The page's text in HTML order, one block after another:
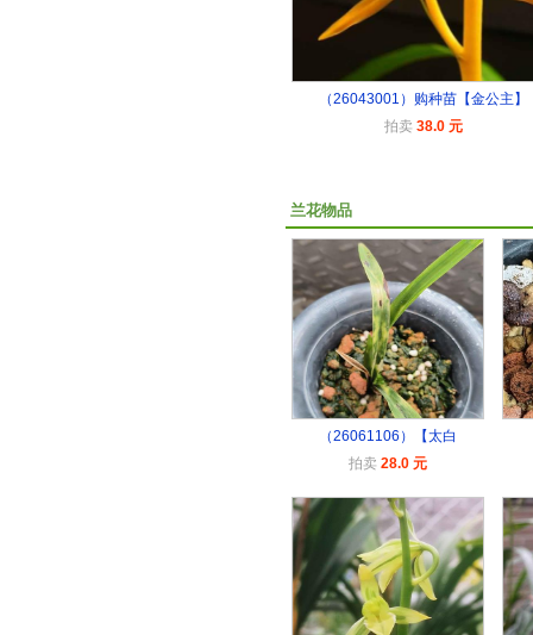
（26043001）购种苗【金公主】
拍卖 38.0 元
兰花物品
（26061106）【太白
拍卖 28.0 元